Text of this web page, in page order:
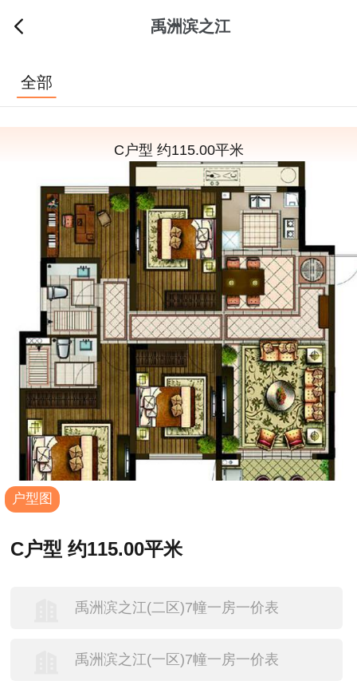
禹洲滨之江
全部
C户型 约115.00平米
户型图
C户型 约115.00平米
禹洲滨之江(二区)7幢一房一价表
禹洲滨之江(一区)7幢一房一价表